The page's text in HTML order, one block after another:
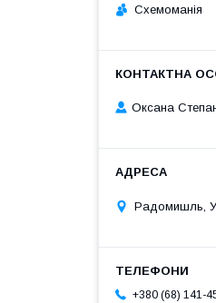
Схемоманія
Оксана
Радомишль,
+380 (68) 141-